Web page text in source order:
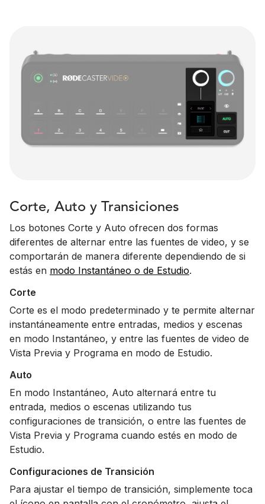
Corte, Auto y Transiciones
Los botones Corte y Auto ofrecen dos formas
diferentes de alternar entre las fuentes de video, y se
comportarán de manera diferente dependiendo de si
estás en modo Instantáneo o de Estudio.
Corte
Corte es el modo predeterminado y te permite alternar
instantáneamente entre entradas, medios y escenas
en modo Instantáneo, y entre las fuentes de video de
Vista Previa y Programa en modo de Estudio.
Auto
En modo Instantáneo, Auto alternará entre tu
entrada, medios o escenas utilizando tus
configuraciones de transición, o entre las fuentes de
Vista Previa y Programa cuando estés en modo de
Estudio.
Configuraciones de Transición
Para ajustar el tiempo de transición, simplemente toca